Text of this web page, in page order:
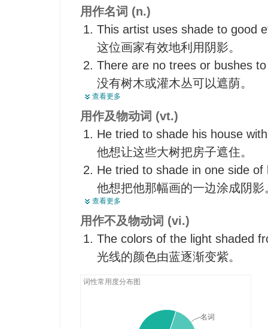
帘
太阳眼镜
背阴
浓淡深浅
暗部
差别
略减（物价）
覆盖
隐藏，隐蔽
使失色，使黯淡
使色彩具有明暗层次
（使）逐渐改变，渐变
加灯罩
险胜
渲染
使（色彩）逐渐变化，使逐渐
细微不同
用作名词 (n.)
This artist uses shade to good
这位画家有效地利用阴影。
There are no trees or bushes
没有树木或灌木丛可以遮荫。
Something,such as a window
blind,that hinders vision or
遮光物如窗帘或软百叶窗等能
体。
The portrait shows fine effects
这幅肖像画的浓淡色调表现得很
查看更多
用作及物动词 (vt.)
He tried to shade his house
他想让这些大树把房子遮住。
He tried to shade in one side of
他想把他那幅画的一边涂成阴影
Is it possible to shade the
有没有可能降一点价格?
查看更多
用作不及物动词 (vi.)
The colors of the light shaded
光线的颜色由蓝逐渐变紫。
词性常用度分布图
名词